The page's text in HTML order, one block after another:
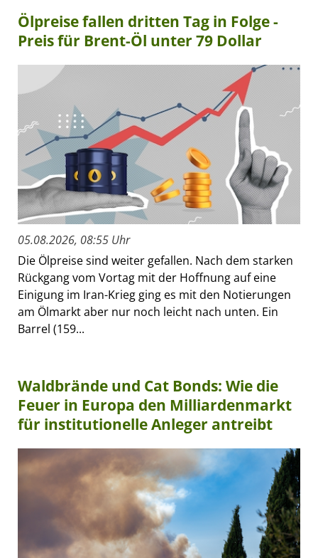
Ölpreise fallen dritten Tag in Folge -
Preis für Brent-Öl unter 79 Dollar
05.08.2026, 08:55 Uhr
Die Ölpreise sind weiter gefallen. Nach dem starken
Rückgang vom Vortag mit der Hoffnung auf eine
Einigung im Iran-Krieg ging es mit den Notierungen
am Ölmarkt aber nur noch leicht nach unten. Ein
Barrel (159...
Waldbrände und Cat Bonds: Wie die
Feuer in Europa den Milliardenmarkt
für institutionelle Anleger antreibt